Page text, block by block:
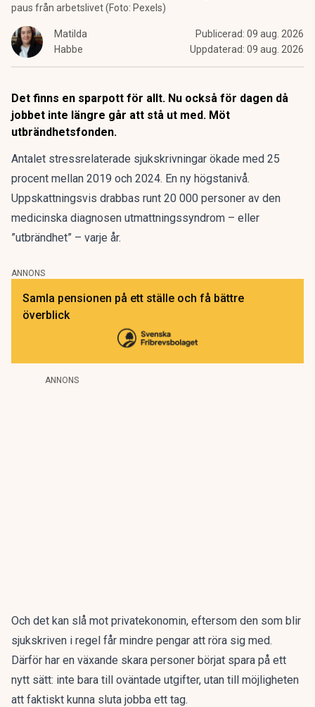
paus från arbetslivet (Foto: Pexels)
Matilda
Habbe
Publicerad: 09 aug. 2026
Uppdaterad: 09 aug. 2026
Det finns en sparpott för allt. Nu också för dagen då
jobbet inte längre går att stå ut med. Möt
utbrändhetsfonden.
Antalet stressrelaterade sjukskrivningar ökade med 25
procent mellan 2019 och 2024. En ny högstanivå.
Uppskattningsvis drabbas runt 20 000 personer av den
medicinska diagnosen utmattningssyndrom – eller
”utbrändhet” – varje år.
ANNONS
Samla pensionen på ett ställe och få bättre
överblick
ANNONS
Och det kan slå mot privatekonomin, eftersom den som blir
sjukskriven i regel får mindre pengar att röra sig med.
Därför har en växande skara personer börjat spara på ett
nytt sätt: inte bara till oväntade utgifter, utan till möjligheten
att faktiskt kunna sluta jobba ett tag.